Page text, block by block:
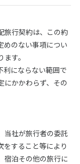
行契約は、この約
めのない事項につい
す。
にならない範囲で
にかかわらず、その
社が旅行者の委託
をすること等により
宿泊その他の旅行に